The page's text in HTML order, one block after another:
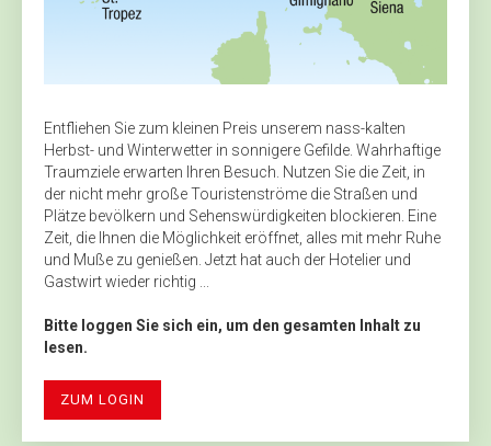
Entfliehen Sie zum kleinen Preis unserem nass-kalten
Herbst- und Winterwetter in sonnigere Gefilde. Wahrhaftige
Traumziele erwarten Ihren Besuch. Nutzen Sie die Zeit, in
der nicht mehr große Touristenströme die Straßen und
Plätze bevölkern und Sehenswürdigkeiten blockieren. Eine
Zeit, die Ihnen die Möglichkeit eröffnet, alles mit mehr Ruhe
und Muße zu genießen. Jetzt hat auch der Hotelier und
Gastwirt wieder richtig ...
Bitte loggen Sie sich ein, um den gesamten Inhalt zu
lesen.
ZUM LOGIN